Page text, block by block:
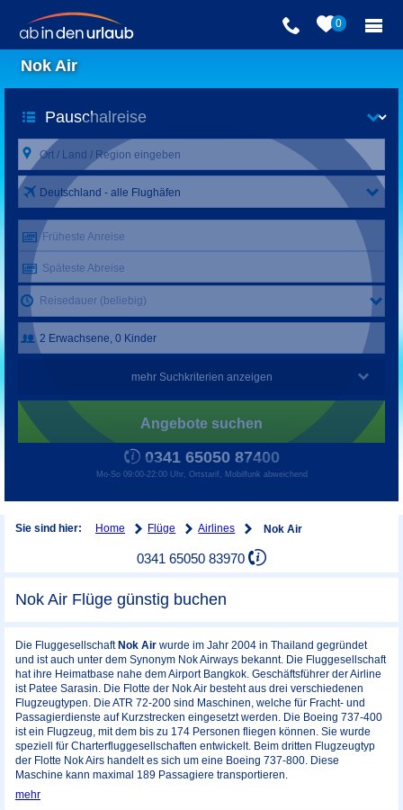
0
Nok Air
Deutschland - alle Flughäfen
Früheste Anreise
Späteste Abreise
Reisedauer (beliebig)
mehr Suchkriterien anzeigen
Angebote suchen
0341 65050 87400
Mo-So 09:00-22:00 Uhr, Ortstarif, Mobilfunk abweichend
Sie sind hier: Home Flüge Airlines Nok Air
0341 65050 83970
Nok Air Flüge günstig buchen
Die Fluggesellschaft Nok Air wurde im Jahr 2004 in Thailand gegründet
und ist auch unter dem Synonym Nok Airways bekannt. Die Fluggesellschaft
hat ihre Heimatbase nahe dem Airport Bangkok. Geschäftsführer der Airline
ist Patee Sarasin. Die Flotte der Nok Air besteht aus drei verschiedenen
Flugzeugtypen. Die ATR 72-200 sind Maschinen, welche für Fracht- und
Passagierdienste auf Kurzstrecken eingesetzt werden. Die Boeing 737-400
ist ein Flugzeug, mit dem bis zu 174 Personen fliegen können. Sie wurde
speziell für Charterfluggesellschaften entwickelt. Beim dritten Flugzeugtyp
der Flotte Nok Airs handelt es sich um eine Boeing 737-800. Diese
Maschine kann maximal 189 Passagiere transportieren.
mehr